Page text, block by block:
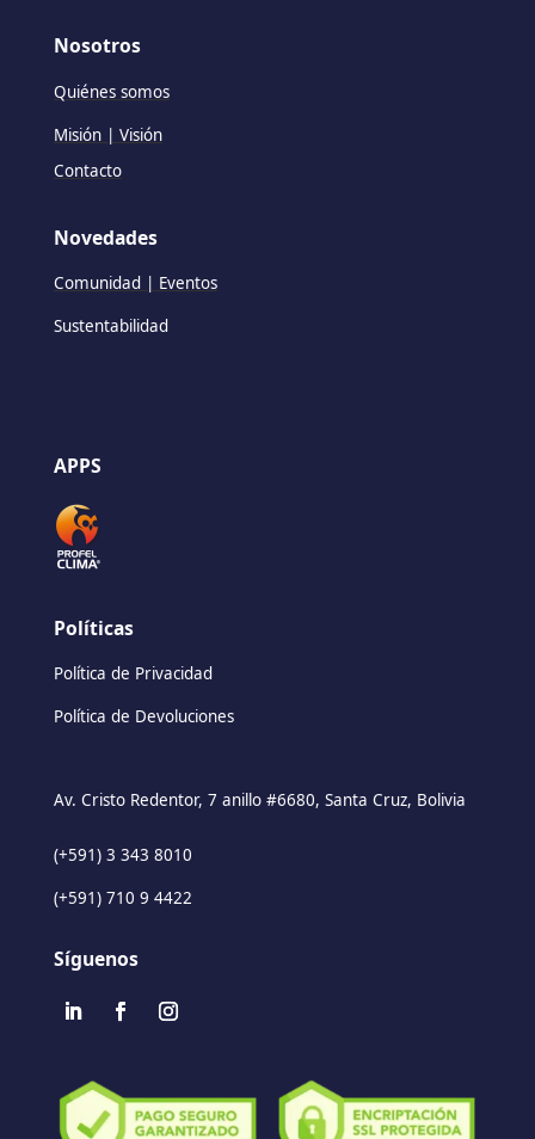
Nosotros
Quiénes somos
Misión | Visión
Contacto
Novedades
Comunidad | Eventos
Sustentabilidad
APPS
Políticas
Política de Privacidad
Política de Devoluciones
Av. Cristo Redentor, 7 anillo #6680, Santa Cruz, Bolivia
(+591) 3 343 8010
(+591) 710 9 4422
Síguenos